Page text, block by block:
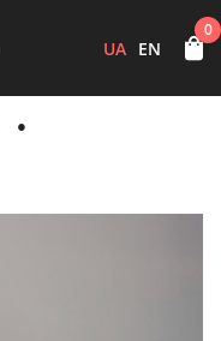
UA EN
0